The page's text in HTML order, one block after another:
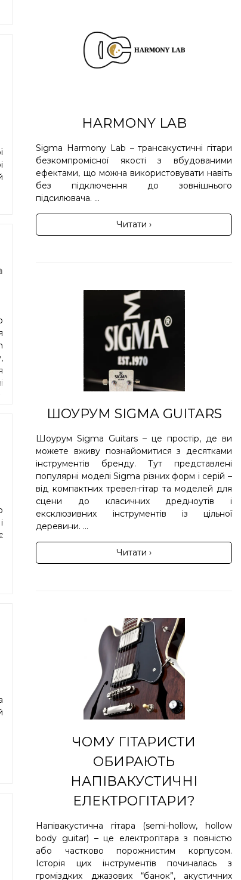
HARMONY LAB
Sigma Harmony Lab – трансакустичні гітари
безкомпромісної якості з вбудованими
ефектами, що можна використовувати навіть
без підключення до зовнішнього
підсилювача. ...
Читати ›
ШОУРУМ SIGMA GUITARS
Шоурум Sigma Guitars – це простір, де ви
можете вживу познайомитися з десятками
інструментів бренду. Тут представлені
популярні моделі Sigma різних форм і серій –
від компактних тревел-гітар та моделей для
сцени до класичних дредноутів і
ексклюзивних інструментів із цільної
деревини. ...
Читати ›
ЧОМУ ГІТАРИСТИ
ОБИРАЮТЬ
НАПІВАКУСТИЧНІ
ЕЛЕКТРОГІТАРИ?
Напівакустична гітара (semi-hollow, hollow
body guitar) – це електрогітара з повністю
або частково порожнистим корпусом.
Історія цих інструментів починалась з
громіздких джазових “банок”, акустичних